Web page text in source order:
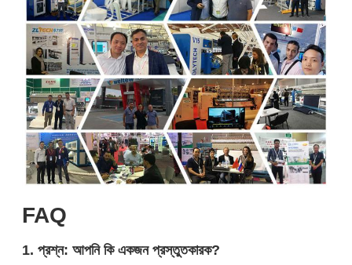
FAQ
1. প্রশ্ন: আপনি কি একজন প্রস্তুতকারক?